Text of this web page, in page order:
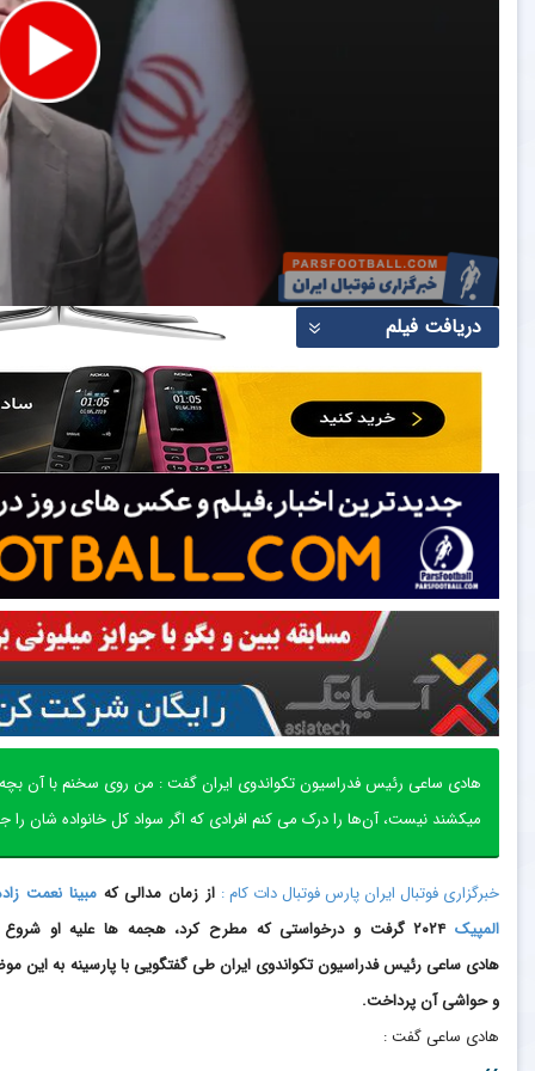
دریافت فیلم
هادی ساعی رئیس فدراسیون تکواندوی ایران گفت : من روی سخنم با آن
میکشند نیست، آن‌ها را درک می کنم افرادی که اگر سواد کل خانواده شان
خبرگزاری فوتبال ایران پارس فوتبال دات کام : از زمان مدالی کهمبینا نعمت
المپیک
۲۰۲۴ گرفت و درخواستی که مطرح کرد، هجمه ها علیه او
هادی ساعی رئیس فدراسیون تکواندوی ایران طی گفتگویی با پارسینه به این
و حواشی آن پرداخت.
هادی ساعی گفت :